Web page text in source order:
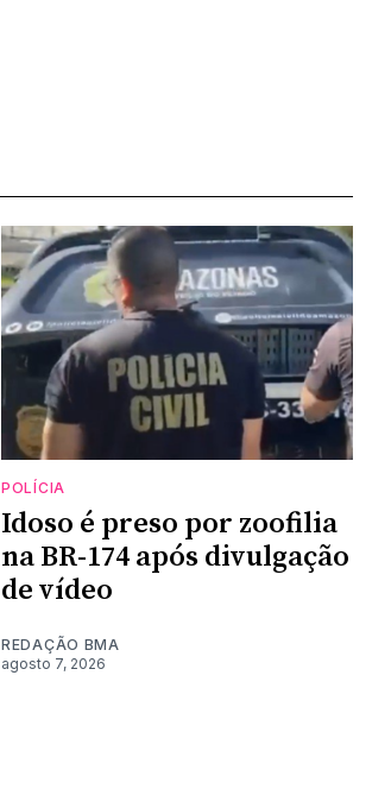
POLÍCIA
Idoso é preso por zoofilia
na BR-174 após divulgação
de vídeo
REDAÇÃO BMA
agosto 7, 2026